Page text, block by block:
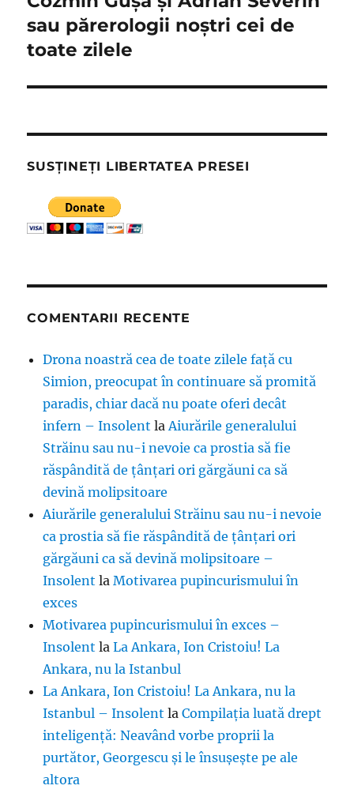
sau părerologii noştri cei de
toate zilele
SUSȚINEȚI LIBERTATEA PRESEI
COMENTARII RECENTE
Drona noastră cea de toate zilele față cu
Simion, preocupat în continuare să promită
paradis, chiar dacă nu poate oferi decât
infern – Insolent laAiurările generalului
Străinu sau nu-i nevoie ca prostia să fie
răspândită de țânțari ori gărgăuni ca să
devină molipsitoare
Aiurările generalului Străinu sau nu-i nevoie
ca prostia să fie răspândită de țânțari ori
gărgăuni ca să devină molipsitoare –
Insolent laMotivarea pupincurismului în
exces
Motivarea pupincurismului în exces –
Insolent laLa Ankara, Ion Cristoiu! La
Ankara, nu la Istanbul
La Ankara, Ion Cristoiu! La Ankara, nu la
Istanbul – Insolent laCompilația luată drept
inteligență: Neavând vorbe proprii la
purtător, Georgescu și le însușește pe ale
altora